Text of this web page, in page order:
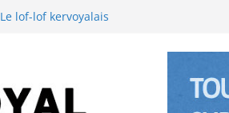
La troménie de Sainte Anne à Pénerf
Le lof-lof kervoyalais
Les animations de l’été 2025 à Kervoyal &